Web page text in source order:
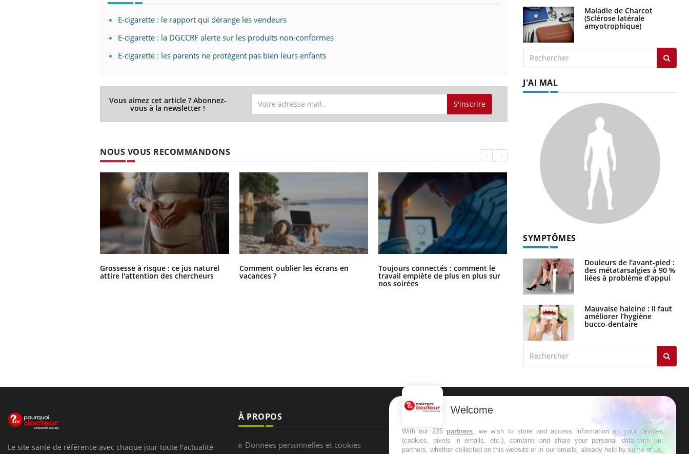
E-cigarette : le rapport qui dérange les vendeurs
E-cigarette : la DGCCRF alerte sur les produits non-conformes
E-cigarette : les parents ne protègent pas bien leurs enfants
Vous aimez cet article ? Abonnez-
vous à la newsletter ! S'inscrire
NOUS VOUS RECOMMANDONS
Grossesse à risque : ce jus naturel
attire l'attention des chercheurs
Comment oublier les écrans en
vacances ?
Toujours connectés : comment le
travail empiète de plus en plus sur
nos soirées
Cancer colorectal : une stratégie
simple aurait changé la donne au
Pays basque
Maladie de Charcot
(Sclérose latérale
amyotrophique)
J'AI MAL
SYMPTÔMES
Douleurs de l’avant-pied :
des métatarsalgies à 90 %
liées à problème d’appui
Mauvaise haleine : il faut
améliorer l’hygiène
bucco-dentaire
Le site santé de référence avec chaque jour toute l'actualité
À PROPOS
Données personnelles et cookies
NEWSLETTER
Recevez toutes les semaines les meilleures
infos santé
Welcome
With our 225 partners, we wish to store and access information on your devices
(cookies, pixels in emails, etc.), combine and share your personal data with our
partners, whether collected on this website or in our emails, already held by some of us,